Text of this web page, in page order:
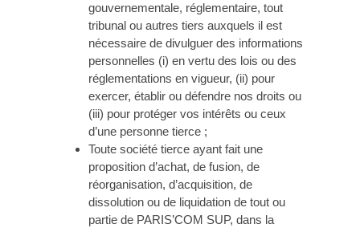
gouvernementale, réglementaire, tout
tribunal ou autres tiers auxquels il est
nécessaire de divulguer des informations
personnelles (i) en vertu des lois ou des
réglementations en vigueur, (ii) pour
exercer, établir ou défendre nos droits ou
(iii) pour protéger vos intérêts ou ceux
d’une personne tierce ;
Toute société tierce ayant fait une
proposition d’achat, de fusion, de
réorganisation, d’acquisition, de
dissolution ou de liquidation de tout ou
partie de PARIS’COM SUP, dans la